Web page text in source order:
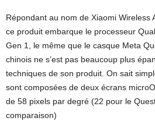
Répondant au nom de Xiaomi Wireless
ce produit embarque le processeur
Gen 1, le même que le casque Meta
chinois ne s’est pas beaucoup plus
techniques de son produit. On sait
sont composées de deux écrans
de 58 pixels par degré (22 pour le
comparaison)